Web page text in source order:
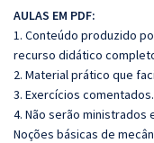
AULAS EM PDF:
1. Conteúdo produzido
recurso didático
2. Material prático que
3. Exercícios comentados.
4. Não serão ministrados
Noções básicas de